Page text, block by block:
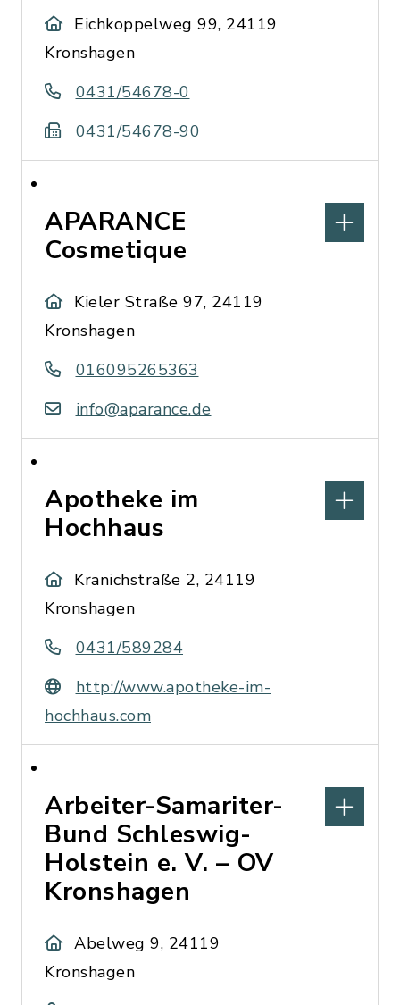
Eichkoppelweg 99, 24119
Kronshagen
0431/54678-0
0431/54678-90
APARANCE
Cosmetique
Kieler Straße 97, 24119
Kronshagen
016095265363
info@aparance.de
Apotheke im
Hochhaus
Kranichstraße 2, 24119
Kronshagen
0431/589284
http://www.apotheke-im-
hochhaus.com
Arbeiter-Samariter-
Bund Schleswig-
Holstein e. V. – OV
Kronshagen
Abelweg 9, 24119
Kronshagen